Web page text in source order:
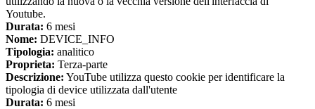
Youtube.
Durata: 6 mesi
Nome: DEVICE_INFO
Tipologia: analitico
Proprieta: Terza-parte
Descrizione: YouTube utilizza questo cookie per identificare la
tipologia di device utilizzata dall'utente
Durata: 6 mesi